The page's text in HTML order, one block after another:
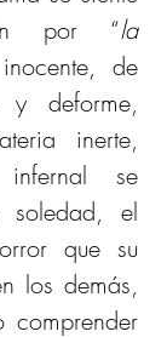
por “la
de
y deforme,
inerte,
se
soledad, el
que su
los demás,
comprender